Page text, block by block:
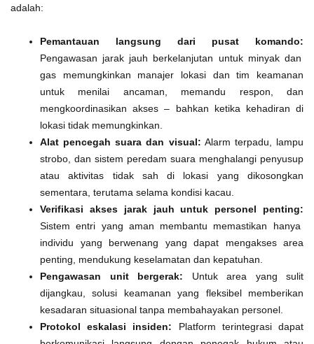
adalah:
Pemantauan langsung dari pusat komando:
Pengawasan jarak jauh berkelanjutan untuk minyak dan
gas memungkinkan manajer lokasi dan tim keamanan
untuk menilai ancaman, memandu respon, dan
mengkoordinasikan akses – bahkan ketika kehadiran di
lokasi tidak memungkinkan.
Alat pencegah suara dan visual: Alarm terpadu, lampu
strobo, dan sistem peredam suara menghalangi penyusup
atau aktivitas tidak sah di lokasi yang dikosongkan
sementara, terutama selama kondisi kacau.
Verifikasi akses jarak jauh untuk personel penting:
Sistem entri yang aman membantu memastikan hanya
individu yang berwenang yang dapat mengakses area
penting, mendukung keselamatan dan kepatuhan.
Pengawasan unit bergerak: Untuk area yang sulit
dijangkau, solusi keamanan yang fleksibel memberikan
kesadaran situasional tanpa membahayakan personel.
Protokol eskalasi insiden: Platform terintegrasi dapat